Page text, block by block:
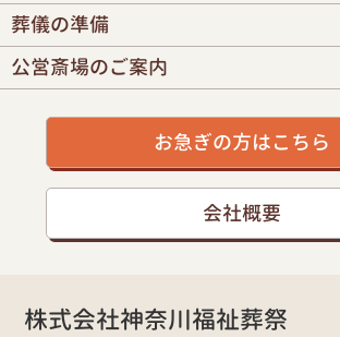
葬儀の準備
公営斎場のご案内
お急ぎの方はこちら
会社概要
株式会社神奈川福祉葬祭